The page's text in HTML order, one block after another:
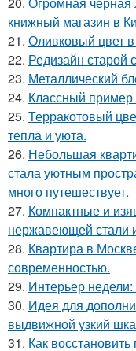
книжный магазин в
21. Оливковый цвет
22. Редизайн старой
23. Металлический
24. Классный пример
25. Терракотовый
тепла и уюта.
26. Небольшая
стала уютным
много путешествует.
27. Компактные и
нержавеющей стали
28. Квартира в
современностью.
29. Интерьер
30. Идея для
выдвижной узкий
31. Как